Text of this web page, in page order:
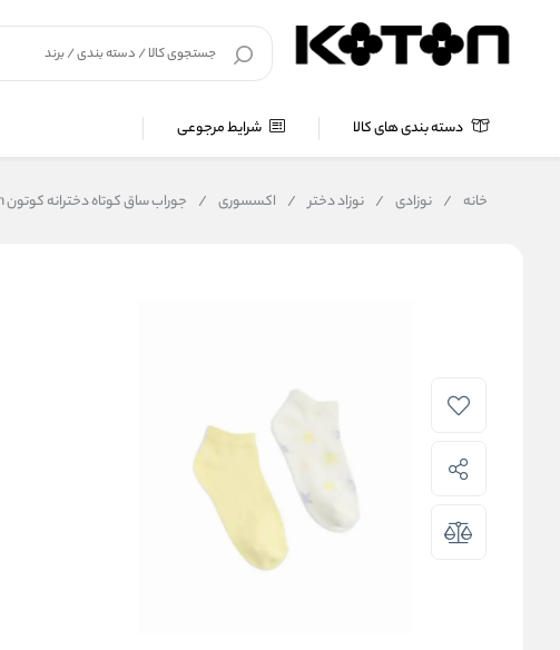
دسته بندی های کالا شرایط مرجوعی
خانه / نوزادی / نوزاد دختر / اکسسوری / جوراب ساق کوتاه دخترانه کوتون Koton کد 6SKG80093AA